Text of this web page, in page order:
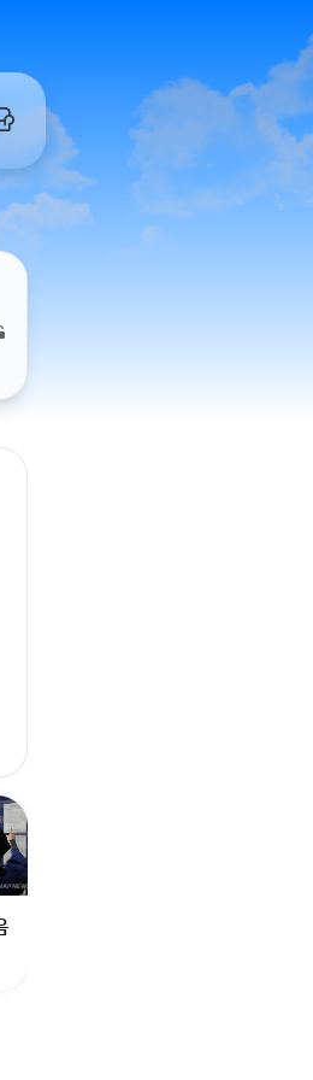
기승전결로 나눠서 기. 하고 설명하고
고 계정 빌려줬는데 제한이라고 접속이 안
으로 가는 열차를 예매하려고 하는데 언
청년40만명이라는데 4년대학졸업생이 많